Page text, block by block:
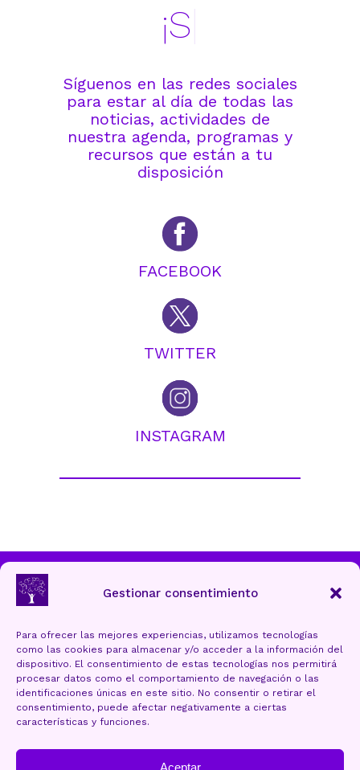
Gestionar consentimiento
Para ofrecer las mejores experiencias, utilizamos tecnologías
como las cookies para almacenar y/o acceder a la información del
dispositivo. El consentimiento de estas tecnologías nos permitirá
procesar datos como el comportamiento de navegación o las
identificaciones únicas en este sitio. No consentir o retirar el
consentimiento, puede afectar negativamente a ciertas
características y funciones.
Aceptar
¡Síguenos
Síguenos en las redes sociales
para estar al día de todas las
noticias, actividades de
nuestra agenda, programas y
recursos que están a tu
disposición
FACEBOOK
TWITTER
INSTAGRAM
Ayuntamiento de Torrelavega
Aviso Legal y Protección de datos
Política de cookies (UE)
Accesibilidad
Mapa Web